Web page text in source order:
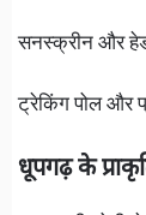
सनस्क्रीन और
ट्रेकिंग पोल और
धूपगढ़ के